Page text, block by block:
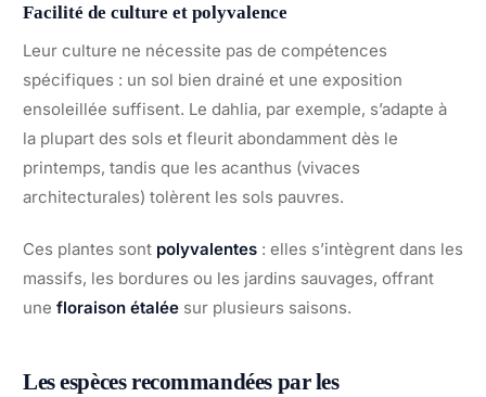
Facilité de culture et polyvalence
Leur culture ne nécessite pas de compétences
spécifiques : un sol bien drainé et une exposition
ensoleillée suffisent. Le dahlia, par exemple, s’adapte à
la plupart des sols et fleurit abondamment dès le
printemps, tandis que les acanthus (vivaces
architecturales) tolèrent les sols pauvres.
Ces plantes sont polyvalentes : elles s’intègrent dans les
massifs, les bordures ou les jardins sauvages, offrant
une floraison étalée sur plusieurs saisons.
Les espèces recommandées par les